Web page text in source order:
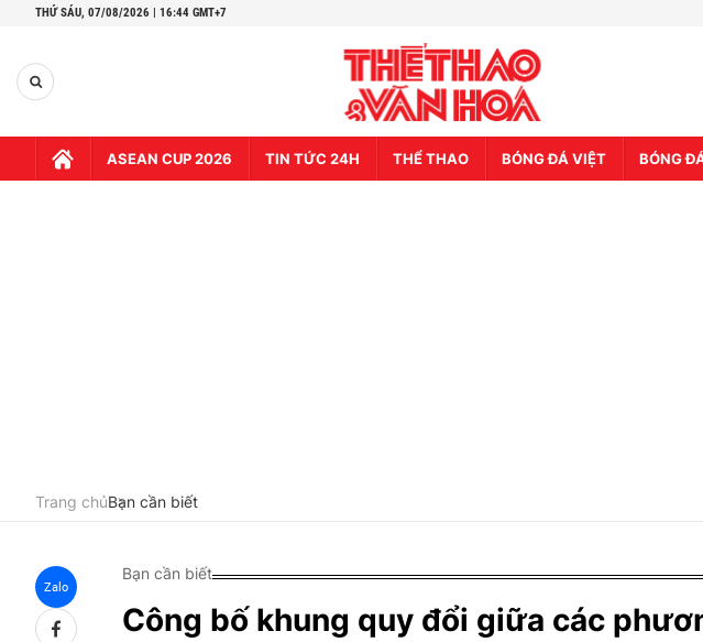
THỨ SÁU, 07/08/2026 | 16:44 GMT+7
ASEAN CUP 2026 TIN TỨC 24H THỂ THAO BÓNG ĐÁ VIỆT BÓNG
Trang chủBạn cần biết
Zalo
Bạn cần biết
Công bố khung quy đổi giữa các